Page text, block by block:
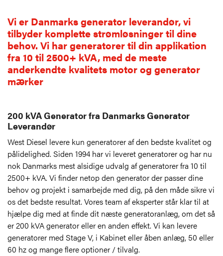
Vi er Danmarks generator leverandør, vi
tilbyder komplette strømløsninger til dine
behov. Vi har generatorer til din applikation
fra 10 til 2500+ kVA, med de meste
anderkendte kvalitets motor og generator
mærker
200 kVA Generator fra Danmarks Generator
Leverandør
West Diesel levere kun generatorer af den bedste kvalitet og
pålidelighed. Siden 1994 har vi leveret generatorer og har nu
nok Danmarks mest alsidige udvalg af generatorer fra 10 til
2500+ kVA. Vi finder netop den generator der passer dine
behov og projekt i samarbejde med dig, på den måde sikre vi
os det bedste resultat. Vores team af eksperter står klar til at
hjælpe dig med at finde dit næste generatoranlæg, om det så
er 200 kVA generator eller en anden effekt. Vi kan levere
generatorer med Stage V, i Kabinet eller åben anlæg, 50 eller
60 hz og mange flere optioner / tilvalg.